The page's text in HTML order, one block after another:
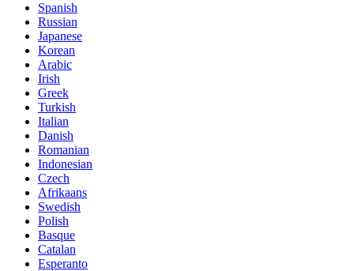
Spanish
Russian
Japanese
Korean
Arabic
Irish
Greek
Turkish
Italian
Danish
Romanian
Indonesian
Czech
Afrikaans
Swedish
Polish
Basque
Catalan
Esperanto